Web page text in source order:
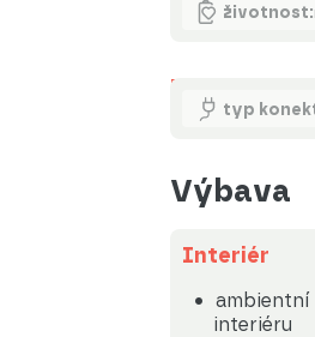
životnost:
Nabíjení
typ
Výbava
Interiér
interiéru